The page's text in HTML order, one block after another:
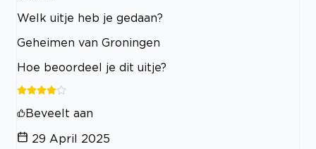
Welk uitje heb je gedaan?
Geheimen van Groningen
Hoe beoordeel je dit uitje?
Beveelt aan
29 April 2025